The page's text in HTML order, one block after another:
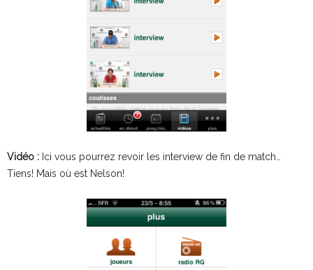
Vidéo : Ici vous pourrez revoir les interview de fin de match…
Tiens! Mais où est Nelson!